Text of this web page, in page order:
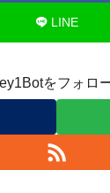
LINE
をフォロ